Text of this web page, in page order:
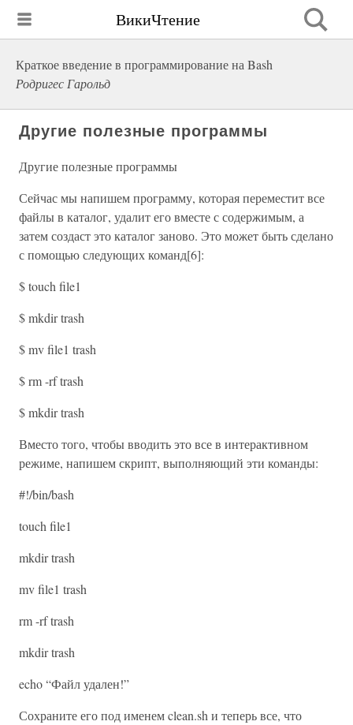
ВикиЧтение
Краткое введение в программирование на Bash
Родригес Гарольд
Другие полезные программы
Другие полезные программы
Сейчас мы напишем программу, которая переместит все
файлы в каталог, удалит его вместе с содержимым, а
затем создаст это каталог заново. Это может быть сделано
с помощью следующих команд[6]:
$ touch file1
$ mkdir trash
$ mv file1 trash
$ rm -rf trash
$ mkdir trash
Вместо того, чтобы вводить это все в интерактивном
режиме, напишем скрипт, выполняющий эти команды:
#!/bin/bash
touch file1
mkdir trash
mv file1 trash
rm -rf trash
mkdir trash
echo “Файл удален!”
Сохраните его под именем clean.sh и теперь все, что